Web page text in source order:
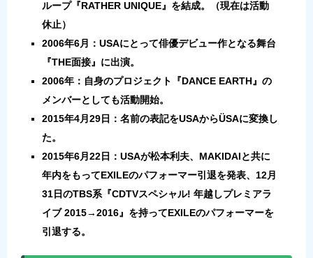
ループ『RATHER UNIQUE』を結成。（現在は活動
休止）
2006年6月：USAにとって俳優デビュー作となる舞台
『THE面接』に出演。
2006年：自身のプロジェクト『DANCE EARTH』の
メンバーとしても活動開始。
2015年4月29日：名前の表記をUSAからÜSAに変換し
た。
2015年6月22日：USAが松本利夫、MAKIDAIと共に
年内をもってEXILEのパフォーマー引退を発表、12月
31日のTBS系『CDTVスペシャル! 年越しプレミ アラ
イブ 2015→2016』を持ってEXILEのパフォーマーを
引退する。